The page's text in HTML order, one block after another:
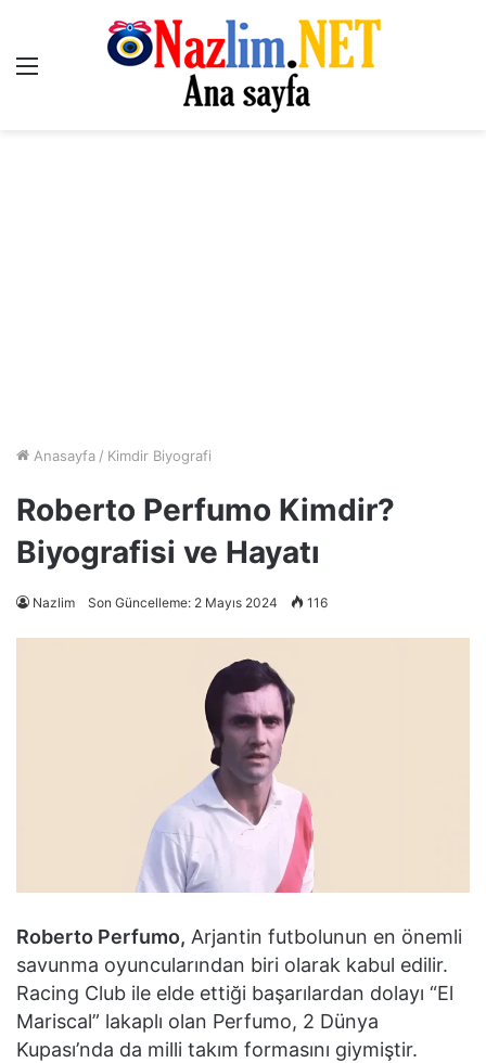
Menü
Anasayfa / Kimdir Biyografi
Roberto Perfumo Kimdir?
Biyografisi ve Hayatı
Nazlim Son Güncelleme: 2 Mayıs 2024 116
Roberto Perfumo, Arjantin futbolunun en önemli
savunma oyuncularından biri olarak kabul edilir.
Racing Club ile elde ettiği başarılardan dolayı “El
Mariscal” lakaplı olan Perfumo, 2 Dünya
Kupası’nda da milli takım formasını giymiştir.